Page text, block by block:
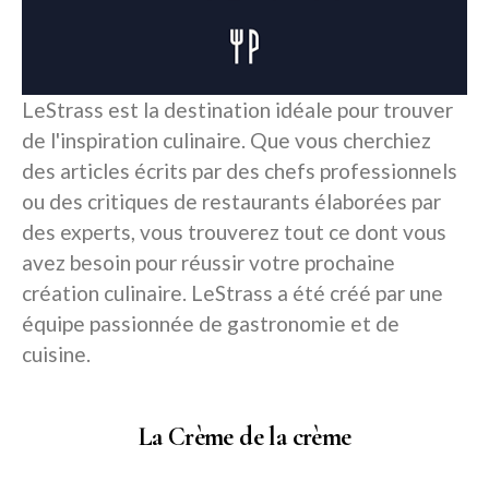
LeStrass est la destination idéale pour trouver
de l'inspiration culinaire. Que vous cherchiez
des articles écrits par des chefs professionnels
ou des critiques de restaurants élaborées par
des experts, vous trouverez tout ce dont vous
avez besoin pour réussir votre prochaine
création culinaire. LeStrass a été créé par une
équipe passionnée de gastronomie et de
cuisine.
La Crème de la crème